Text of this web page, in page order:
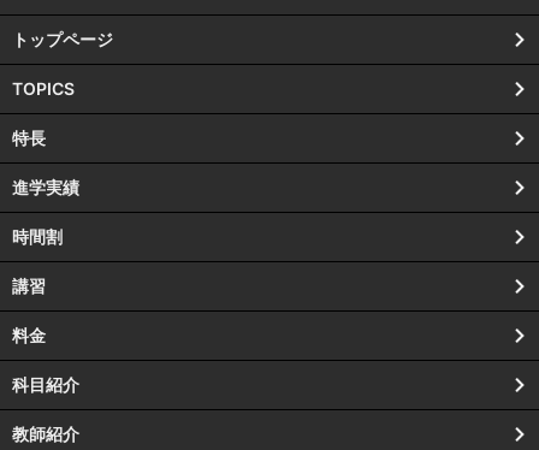
トップページ
TOPICS
特長
進学実績
時間割
講習
料金
科目紹介
教師紹介